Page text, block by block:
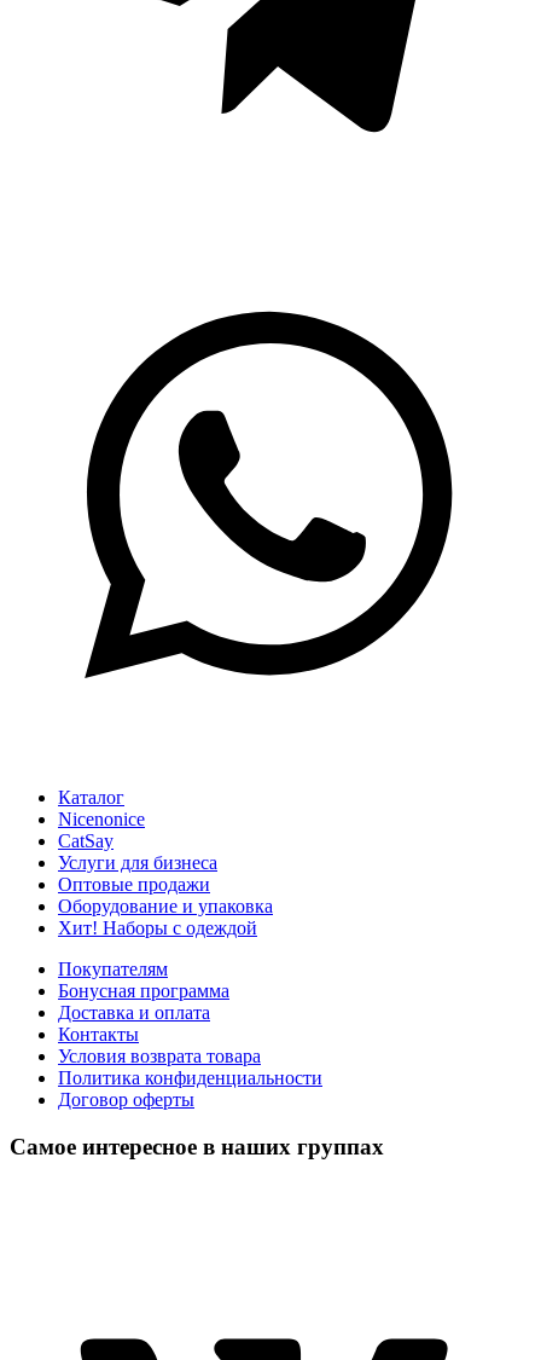
Каталог
Nicenonice
CatSay
Услуги для бизнеса
Оптовые продажи
Оборудование и упаковка
Хит! Наборы с одеждой
Покупателям
Бонусная программа
Доставка и оплата
Контакты
Условия возврата товара
Политика конфиденциальности
Договор оферты
Самое интересное в наших группах